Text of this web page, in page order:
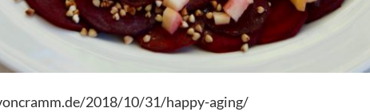
2018/10/31/happy-aging/